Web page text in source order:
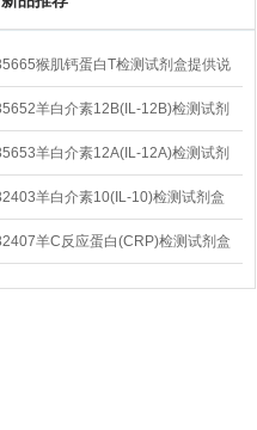
猴肌钙蛋白T检测试剂盒提供说
羊白介素12B(IL-12B)检测试剂
羊白介素12A(IL-12A)检测试剂
羊白介素10(IL-10)检测试剂盒
羊C反应蛋白(CRP)检测试剂盒